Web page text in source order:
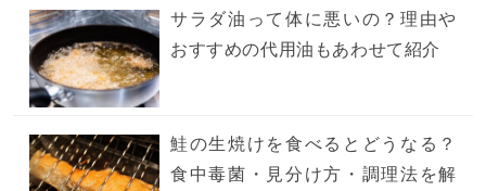
サラダ油って体に悪いの？理由や
おすすめの代用油もあわせて紹介
鮭の生焼けを食べるとどうなる？
食中毒菌・見分け方・調理法を解